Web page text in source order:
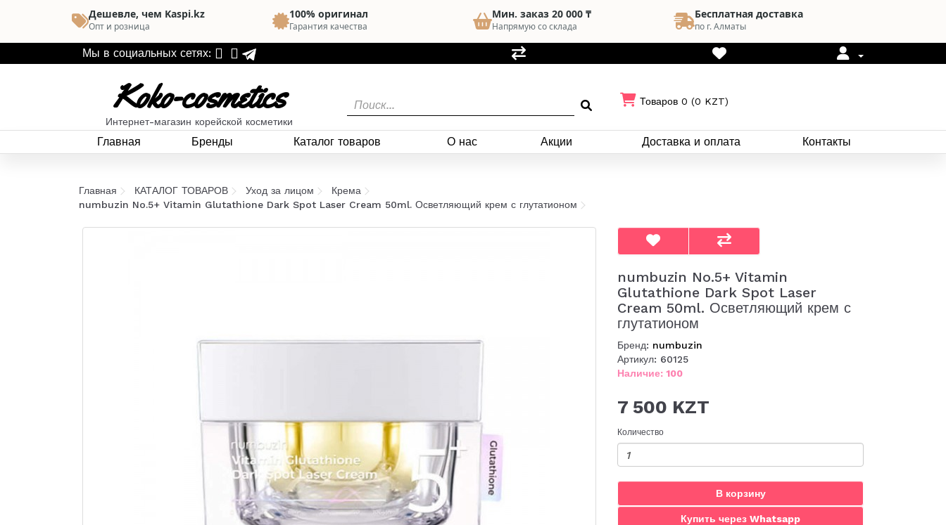
Дешевле, чем Kaspi.kz
Опт и розница
100% оригинал
Гарантия качества
Мин. заказ 20 000 ₸
Напрямую со склада
Бесплатная доставка
по г. Алматы
Мы в социальных сетях:
Koko-cosmetics
Интернет-магазин корейской косметики
Товаров 0 (0 KZT)
Главная Бренды Каталог товаров О нас Акции Доставка и оплата Контакты
Главная КАТАЛОГ ТОВАРОВ Уход за лицом
Крема
numbuzin No.5+ Vitamin Glutathione Dark Spot Laser Cream 50ml. Осветляющий крем с глутатионом
numbuzin No.5+ Vitamin
Glutathione Dark Spot Laser
Cream 50ml. Осветляющий крем с
глутатионом
Бренд: numbuzin
Артикул: 60125
Наличие: 100
7 500 KZT
Количество
В корзину
Купить через Whatsapp